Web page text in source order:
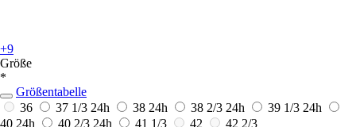
+9
Größe
*
Größentabelle
36
37 1/3 24h 38 24h 38 2/3 24h 39 1/3 24h
40 24h 40 2/3 24h 41 1/3 42
42 2/3